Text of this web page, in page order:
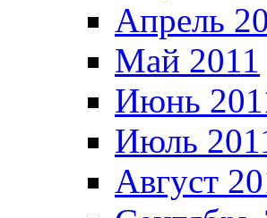
Апрель
Май 2011
Июнь
Июль
Август